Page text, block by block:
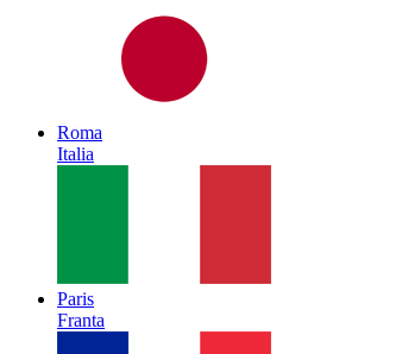
Roma
Italia
Paris
Franta